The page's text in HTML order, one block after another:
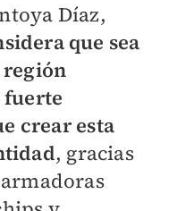
Díaz,
que sea
región
fuerte
crear esta
, gracias